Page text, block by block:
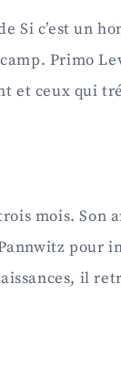
Si c’est un
Primo
et ceux qui
mois. Son
pour
il